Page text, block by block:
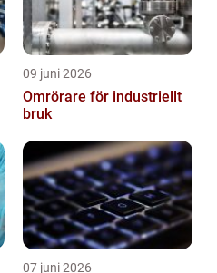
09 juni 2026
Omrörare för industriellt
bruk
07 juni 2026